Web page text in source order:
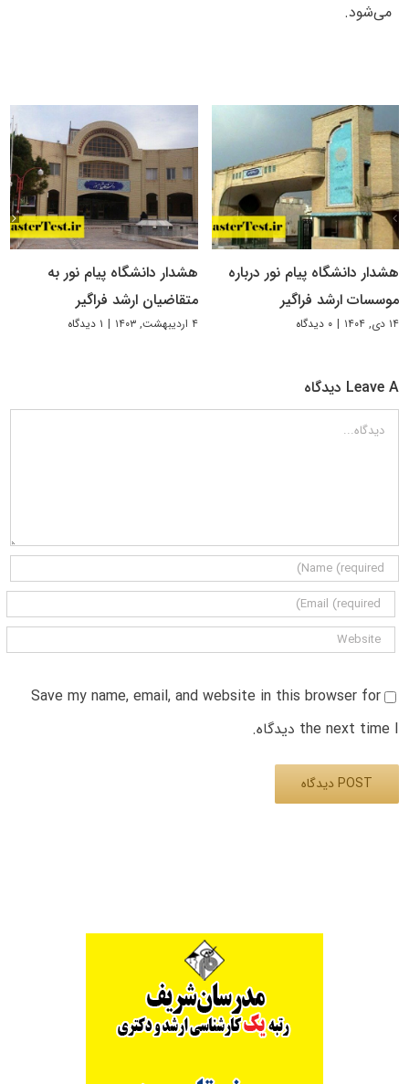
می‌شود.
هشدار دانشگاه پیام نور درباره
موسسات ارشد فراگیر
۱۴ دی, ۱۴۰۴ | ۰ دیدگاه
هشدار دانشگاه پیام نور به
متقاضیان ارشد فراگیر
۴ اردیبهشت, ۱۴۰۳ | ۱ دیدگاه
Leave A دیدگاه
دیدگاه
Save my name, email, and website in this browser for
the next time I دیدگاه.